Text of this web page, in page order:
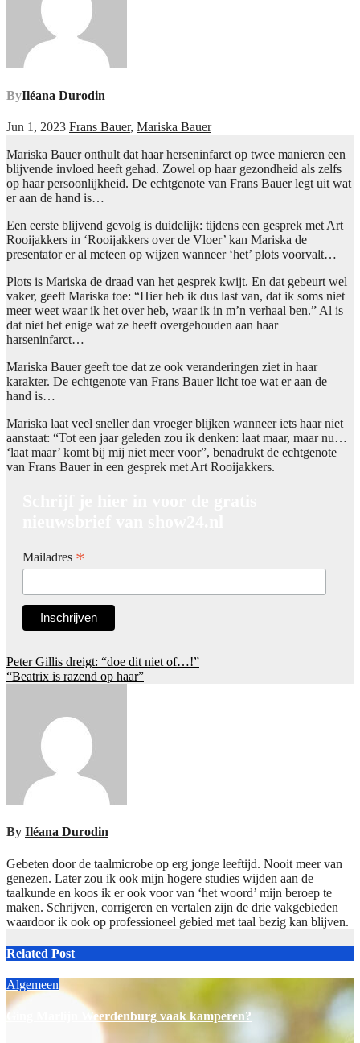
ByIléana Durodin
Jun 1, 2023 Frans Bauer, Mariska Bauer
Mariska Bauer onthult dat haar herseninfarct op twee manieren een
blijvende invloed heeft gehad. Zowel op haar gezondheid als zelfs
op haar persoonlijkheid. De echtgenote van Frans Bauer legt uit wat
er aan de hand is…
Een eerste blijvend gevolg is duidelijk: tijdens een gesprek met Art
Rooijakkers in ‘Rooijakkers over de Vloer’ kan Mariska de
presentator er al meteen op wijzen wanneer ‘het’ plots voorvalt…
Plots is Mariska de draad van het gesprek kwijt. En dat gebeurt wel
vaker, geeft Mariska toe: “Hier heb ik dus last van, dat ik soms niet
meer weet waar ik het over heb, waar ik in m’n verhaal ben.” Al is
dat niet het enige wat ze heeft overgehouden aan haar
harseninfarct…
Mariska Bauer geeft toe dat ze ook veranderingen ziet in haar
karakter. De echtgenote van Frans Bauer licht toe wat er aan de
hand is…
Mariska laat veel sneller dan vroeger blijken wanneer iets haar niet
aanstaat: “Tot een jaar geleden zou ik denken: laat maar, maar nu…
‘laat maar’ komt bij mij niet meer voor”, benadrukt de echtgenote
van Frans Bauer in een gesprek met Art Rooijakkers.
Mailadres *
Post
navigation
Peter Gillis dreigt: “doe dit niet of…!”
“Beatrix is razend op haar”
By Iléana Durodin
Gebeten door de taalmicrobe op erg jonge leeftijd. Nooit meer van
genezen. Later zou ik ook mijn hogere studies wijden aan de
taalkunde en koos ik er ook voor van ‘het woord’ mijn beroep te
maken. Schrijven, corrigeren en vertalen zijn de drie vakgebieden
waardoor ik ook op professioneel gebied met taal bezig kan blijven.
Related Post
Algemeen
Ging Marlijn Weerdenburg vaak kamperen?